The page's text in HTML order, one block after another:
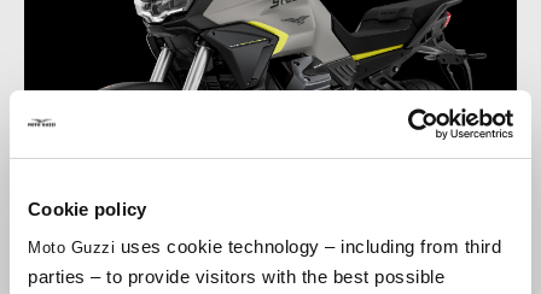
Cookie policy
Moto Guzzi uses cookie technology – including from third
parties – to provide visitors with the best possible